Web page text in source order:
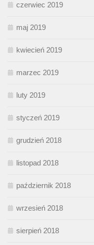
czerwiec 2019
maj 2019
kwiecień 2019
marzec 2019
luty 2019
styczeń 2019
grudzień 2018
listopad 2018
październik 2018
wrzesień 2018
sierpień 2018